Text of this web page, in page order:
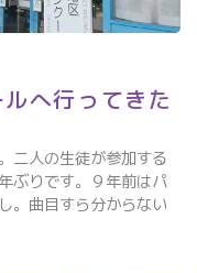
へ行ってきた
二人の生徒が参加する
ぶりです。９年前はパ
。曲目すら分からない